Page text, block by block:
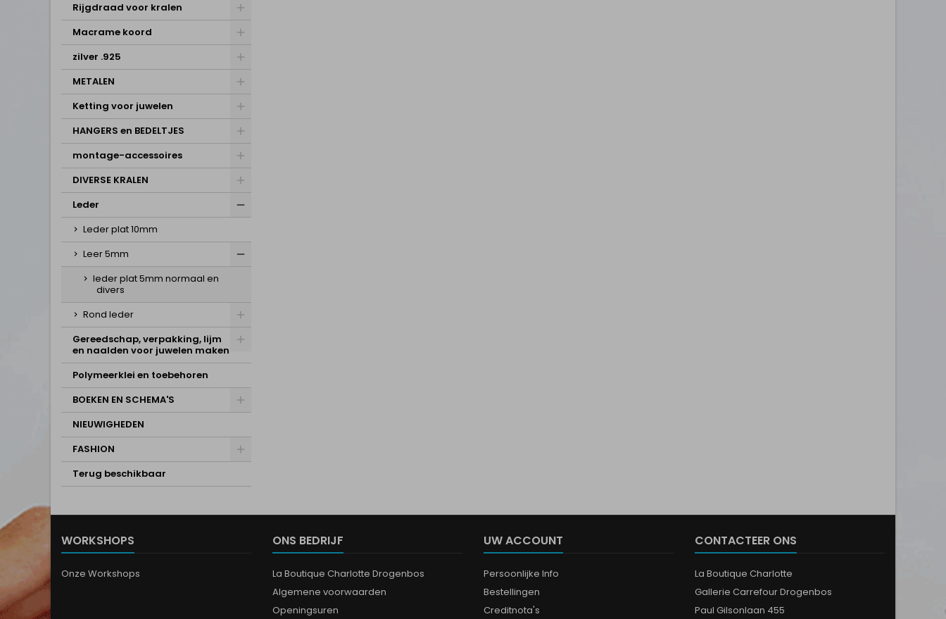
Rijgdraad voor kralen
Macrame koord
zilver .925
METALEN
Ketting voor juwelen
HANGERS en BEDELTJES
montage-accessoires
DIVERSE KRALEN
Leder
Leder plat 10mm
Leer 5mm
leder plat 5mm normaal en
divers
Rond leder
Gereedschap, verpakking, lijm
en naalden voor juwelen maken
Polymeerklei en toebehoren
BOEKEN EN SCHEMA'S
NIEUWIGHEDEN
FASHION
Terug beschikbaar
WORKSHOPS
Onze Workshops
ONS BEDRIJF
La Boutique Charlotte Drogenbos
Algemene voorwaarden
Openingsuren
UW ACCOUNT
Persoonlijke Info
Bestellingen
Creditnota's
CONTACTEER ONS
La Boutique Charlotte
Gallerie Carrefour Drogenbos
Paul Gilsonlaan 455